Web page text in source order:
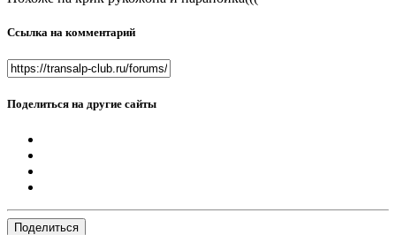
Ссылка на комментарий
Поделиться на другие сайты
Поделиться